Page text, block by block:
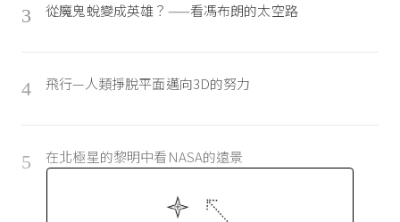
3 從魔鬼蛻變成英雄？——看馮布朗的太空路
4 飛行—人類掙脫平面邁向3D的努力
5 在北極星的黎明中看NASA的遠景